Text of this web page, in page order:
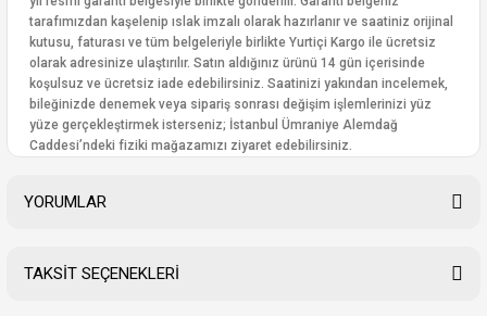
tarafımızdan kaşelenip ıslak imzalı olarak hazırlanır ve saatiniz orijinal
kutusu, faturası ve tüm belgeleriyle birlikte Yurtiçi Kargo ile ücretsiz
olarak adresinize ulaştırılır. Satın aldığınız ürünü 14 gün içerisinde
koşulsuz ve ücretsiz iade edebilirsiniz. Saatinizi yakından incelemek,
bileğinizde denemek veya sipariş sonrası değişim işlemlerinizi yüz
yüze gerçekleştirmek isterseniz; İstanbul Ümraniye Alemdağ
Caddesi’ndeki fiziki mağazamızı ziyaret edebilirsiniz.
YORUMLAR
TAKSİT SEÇENEKLERİ